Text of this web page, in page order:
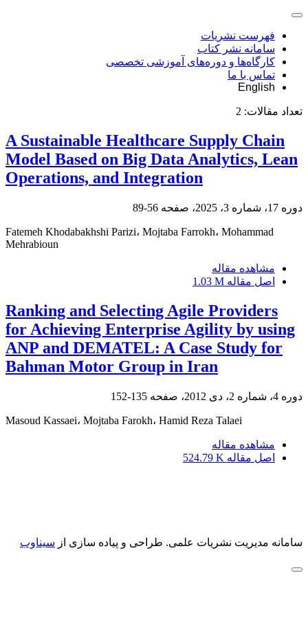
فهرست نشریات
سامانه نشر کتاب
کارگاه‌ها و دوره‌های آموزشی تخصصی
تماس با ما
English
تعداد مقالات: 2
A Sustainable Healthcare Supply Chain
Model Based on Big Data Analytics, Lean
Operations, and Integration
دوره 17، شماره 3، 2025، صفحه 56-89
Fatemeh Khodabakhshi Parizi، Mojtaba Farrokh، Mohammad
Mehrabioun
مشاهده مقاله
اصل مقاله 1.03 M
Ranking and Selecting Agile Providers
for Achieving Enterprise Agility by using
ANP and DEMATEL: A Case Study for
Bahman Motor Group in Iran
دوره 4، شماره 2، دی 2012، صفحه 135-152
Masoud Kassaei، Mojtaba Farokh، Hamid Reza Talaei
مشاهده مقاله
اصل مقاله 524.79 K
سامانه مدیریت نشریات علمی. طراحی و پیاده سازی از سیناوب